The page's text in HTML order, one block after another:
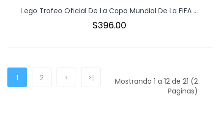
Lego Trofeo Oficial De La Copa Mundial De La FIFA ...
$396.00
1 2 > >|
Mostrando 1 a 12 de 21 (2
Paginas)